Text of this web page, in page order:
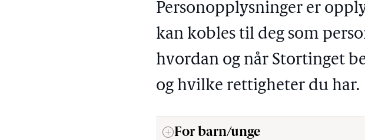
Personopplysninger er
kan kobles til deg som
hvordan og når Stortinget
og hvilke rettigheter du har.
For barn/unge